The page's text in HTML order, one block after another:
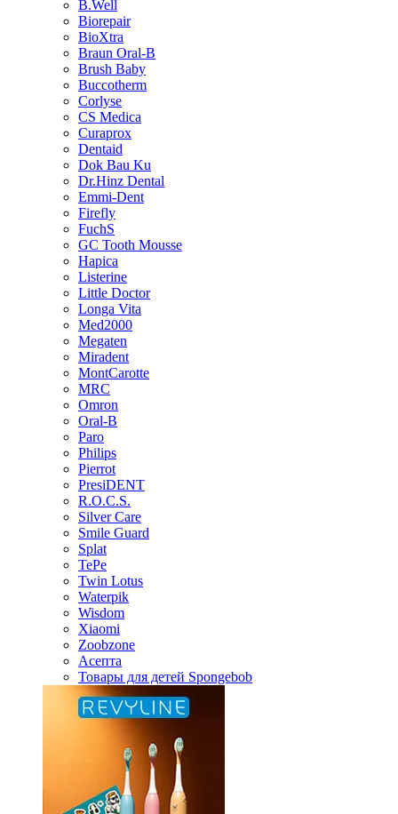
B.Well
Biorepair
BioXtra
Braun Oral-B
Brush Baby
Buccotherm
Corlyse
CS Medica
Curaprox
Dentaid
Dok Bau Ku
Dr.Hinz Dental
Emmi-Dent
Firefly
FuchS
GC Tooth Mousse
Hapica
Listerine
Little Doctor
Longa Vita
Med2000
Megaten
Miradent
MontCarotte
MRC
Omron
Oral-B
Paro
Philips
Pierrot
PresiDENT
R.O.C.S.
Silver Care
Smile Guard
Splat
TePe
Twin Lotus
Waterpik
Wisdom
Xiaomi
Zoobzone
Асепта
Товары для детей Spongebob